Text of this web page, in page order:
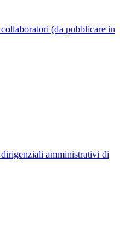
(da pubblicare in
amministrativi di